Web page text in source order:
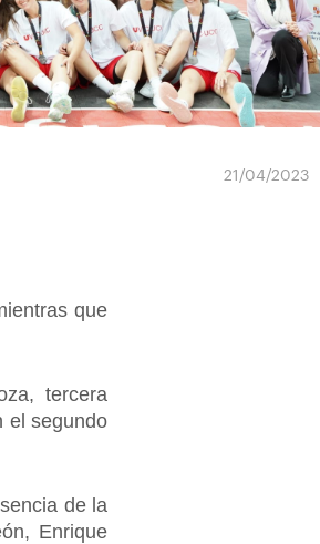
21/04/2023
que
tercera
el segundo
de la
Enrique